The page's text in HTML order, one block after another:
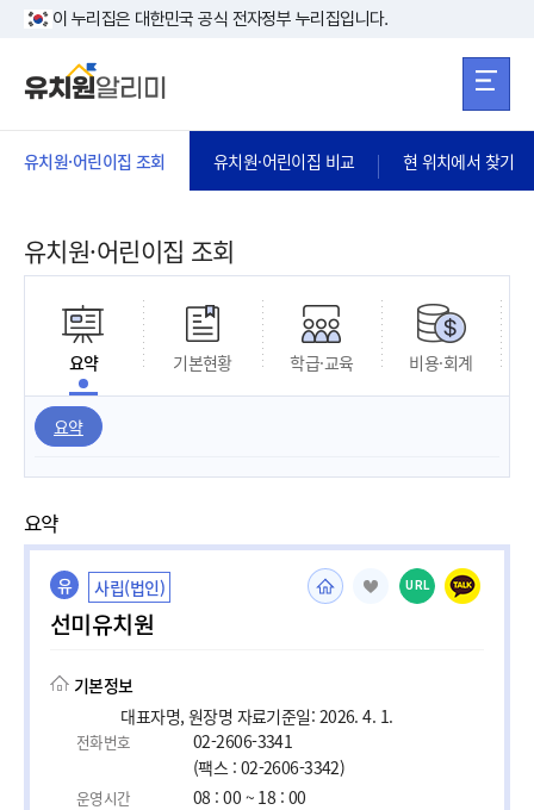
본문 바로가기
이 누리집은 대한민국 공식 전자정부 누리집입니다.
유치원·어린이집 조회 유치원·어린이집 비교 현 위치에서 찾기
유치원·어린이집 조회
요약 기본현황 학급·교육 비용·회계
요약
요약
유 사립(법인)
선미유치원
URL
기본정보
대표자명, 원장명 자료기준일: 2026. 4. 1.
전화번호
02-2606-3341
(팩스 : 02-2606-3342)
운영시간 08 : 00 ~ 18 : 00